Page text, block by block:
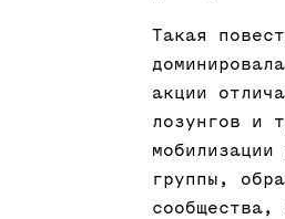
Такая
акции
лозунгов и
группы,
сообщества,